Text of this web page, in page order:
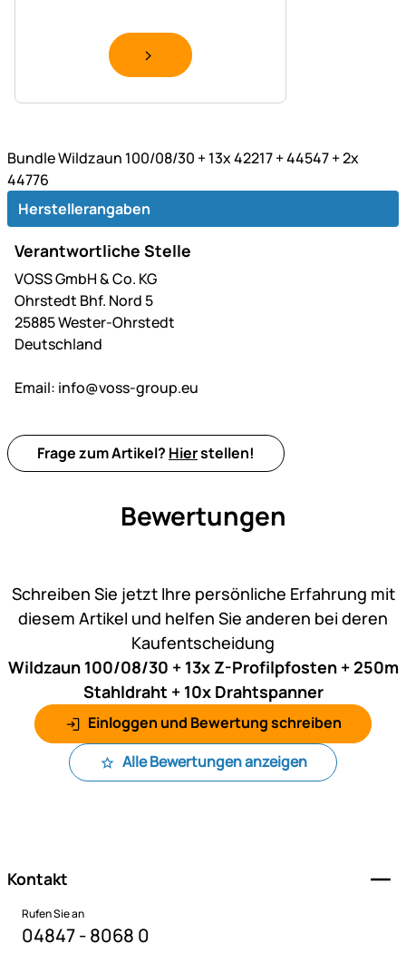
Bundle Wildzaun 100/08/30 + 13x 42217 + 44547 + 2x
44776
Herstellerangaben
Verantwortliche Stelle
VOSS GmbH & Co. KG
Ohrstedt Bhf. Nord 5
25885 Wester-Ohrstedt
Deutschland
Email: info@voss-group.eu
Frage zum Artikel? Hierstellen!
Bewertungen
Schreiben Sie jetzt Ihre persönliche Erfahrung mit
diesem Artikel und helfen Sie anderen bei deren
Kaufentscheidung
Wildzaun 100/08/30 + 13x Z-Profilpfosten + 250m
Stahldraht + 10x Drahtspanner
Einloggen und Bewertung schreiben
Alle Bewertungen anzeigen
Kontakt
Rufen Sie an
04847 - 8068 0